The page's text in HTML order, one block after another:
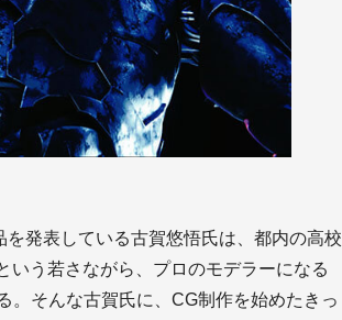
を発表している古賀悠悟氏は、都内の高校
いう若さながら、プロのモデラーになる
。そんな古賀氏に、CG制作を始めたきっ